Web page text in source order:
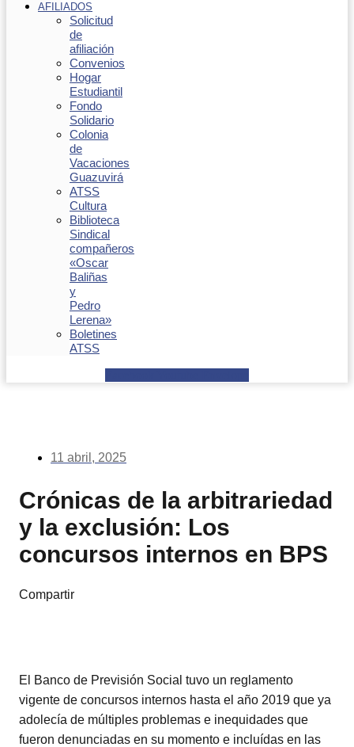
AFILIADOS
Solicitud
de
afiliación
Convenios
Hogar
Estudiantil
Fondo
Solidario
Colonia
de
Vacaciones
Guazuvirá
ATSS
Cultura
Biblioteca
Sindical
compañeros
«Oscar
Baliñas
y
Pedro
Lerena»
Boletines
ATSS
11 abril, 2025
Crónicas de la arbitrariedad
y la exclusión: Los
concursos internos en BPS
Compartir
El Banco de Previsión Social tuvo un reglamento
vigente de concursos internos hasta el año 2019 que ya
adolecía de múltiples problemas e inequidades que
fueron denunciadas en su momento e incluídas en las